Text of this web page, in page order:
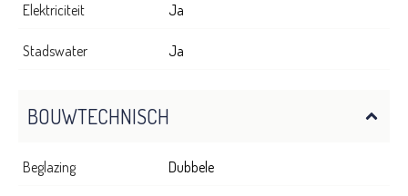
Elektriciteit Ja
Stadswater Ja
BOUWTECHNISCH
Beglazing Dubbele